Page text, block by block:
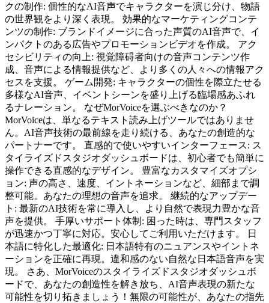
クの制作: 個性的なAI音声でキャラクターを演じ分け、物語
の世界観をより深く表現。 効果的なマーケティングコンテ
ンツの制作: ブランドイメージに合った声質のAI音声で、イ
ンパクトのある広告やプロモーションビデオを作成。 アク
セシビリティの向上: 視覚障碍者向けの音声コンテンツ作
成、音声による情報提供など、より多くの人々への情報アク
セスを支援。 ゲーム開発: キャラクターの個性を際立たせる
多様なAI音声、イベントシーンを盛り上げる臨場感あふれ
るナレーション。 なぜMorVoiceを選ぶべきなのか？
MorVoiceは、単なるテキスト読み上げツールではありませ
ん。AI音声技術の最前線を走り続ける、あなたの創造的な
パートナーです。 直感的で使いやすいインターフェース: ス
タイライズドスタジオダッシュボードは、初心者でも簡単に
操作できる直感的なデザイン。 豊富なカスタマイズオプシ
ョン: 声の高さ、速度、イントネーションなど、細部まで調
整可能。あなたの理想の音声を追求。 継続的なアップデー
ト: 最新のAI技術を常に導入し、より自然で表現力豊かな音
声を提供。 手厚いサポート体制: 困った時は、専門スタッフ
が迅速かつ丁寧に対応。安心してご利用いただけます。 日
本語に特化した最適化: 日本語特有のニュアンスやイントネ
ーションを正確に再現。違和感のない自然な日本語音声を実
現。 さあ、MorVoiceのスタイライズドスタジオダッシュボ
ードで、あなたの創造性を解き放ち、AI音声表現の新たな
可能性を切り拓きましょう！無限の可能性が、あなたの指先